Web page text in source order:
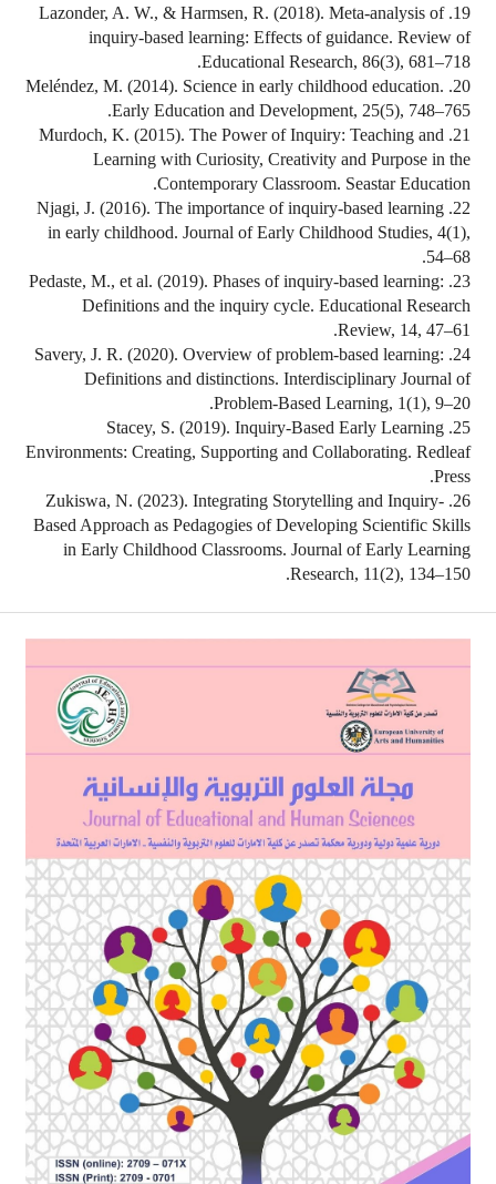
19. Lazonder, A. W., & Harmsen, R. (2018). Meta-analysis of
inquiry-based learning: Effects of guidance. Review of
Educational Research, 86(3), 681–718.
20. Meléndez, M. (2014). Science in early childhood education.
Early Education and Development, 25(5), 748–765.
21. Murdoch, K. (2015). The Power of Inquiry: Teaching and
Learning with Curiosity, Creativity and Purpose in the
Contemporary Classroom. Seastar Education.
22. Njagi, J. (2016). The importance of inquiry-based learning
in early childhood. Journal of Early Childhood Studies, 4(1),
54–68.
23. Pedaste, M., et al. (2019). Phases of inquiry-based learning:
Definitions and the inquiry cycle. Educational Research
Review, 14, 47–61.
24. Savery, J. R. (2020). Overview of problem-based learning:
Definitions and distinctions. Interdisciplinary Journal of
Problem-Based Learning, 1(1), 9–20.
25. Stacey, S. (2019). Inquiry-Based Early Learning
Environments: Creating, Supporting and Collaborating. Redleaf
Press.
26. Zukiswa, N. (2023). Integrating Storytelling and Inquiry-
Based Approach as Pedagogies of Developing Scientific Skills
in Early Childhood Classrooms. Journal of Early Learning
Research, 11(2), 134–150.